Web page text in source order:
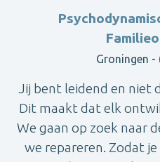
Groningen -
Jij bent leidend en niet
Dit maakt dat elk
We gaan op zoek naar
we repareren. Zodat